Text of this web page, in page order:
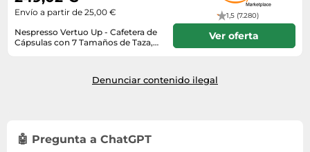
Compacto, Blanca (ENV200.W)
Nespresso Vertuo Up - Cafetera de
Cápsulas con 7 Tamaños de Taza,
Compacto, Blanca (ENV200.W)
1,5 (7.280)
Envío a partir de 25,00 €
Ver oferta
Denunciar contenido ilegal
🤖 Pregunta a ChatGPT